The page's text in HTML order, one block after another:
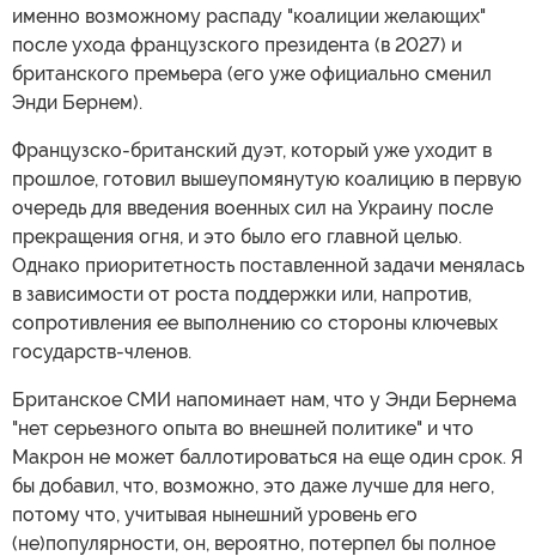
именно возможному распаду "коалиции желающих"
после ухода французского президента (в 2027) и
британского премьера (его уже официально сменил
Энди Бернем).
Французско-британский дуэт, который уже уходит в
прошлое, готовил вышеупомянутую коалицию в первую
очередь для введения военных сил на Украину после
прекращения огня, и это было его главной целью.
Однако приоритетность поставленной задачи менялась
в зависимости от роста поддержки или, напротив,
сопротивления ее выполнению со стороны ключевых
государств-членов.
Британское СМИ напоминает нам, что у Энди Бернема
"нет серьезного опыта во внешней политике" и что
Макрон не может баллотироваться на еще один срок. Я
бы добавил, что, возможно, это даже лучше для него,
потому что, учитывая нынешний уровень его
(не)популярности, он, вероятно, потерпел бы полное